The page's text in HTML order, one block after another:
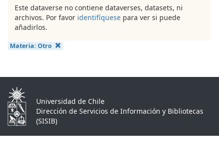
Este dataverse no contiene dataverses, datasets, ni
archivos. Por favor identifíquese para ver si puede
añadirlos.
Materia: Otro
Universidad de Chile
Dirección de Servicios de Información y Bibliotecas
(SISIB)